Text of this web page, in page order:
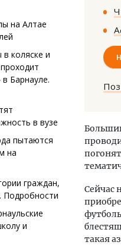
на Алтае
коляске и
Барнауле.
в вузе
пытаются
на
граждан,
Подробности
и
Сейчас
такая